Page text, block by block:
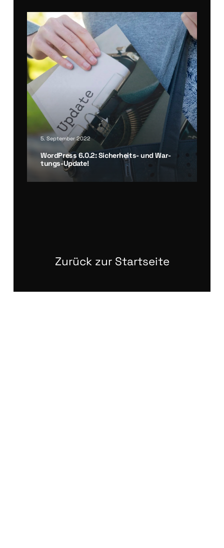
5. September 2022
Word­Press 6.0.2: Sicher­heits- und War­
tungs-Update!
Zurück zur Startseite